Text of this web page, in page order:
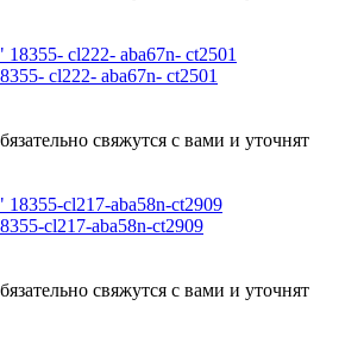
cl222- aba67n- ct2501
свяжутся с вами и уточнят
cl217-aba58n-ct2909
свяжутся с вами и уточнят